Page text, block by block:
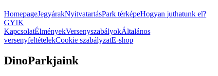
HomepageJegyárakNyitvatartásPark térképeHogyan juthatunk el?
GYIK
KapcsolatÉlményekVersenyszabályokÁltalános
versenyfeltételekCookie szabályzatE-shop
DinoParkjaink